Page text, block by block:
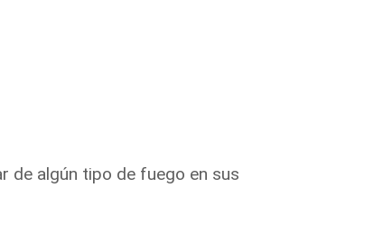
de algún tipo de fuego en sus